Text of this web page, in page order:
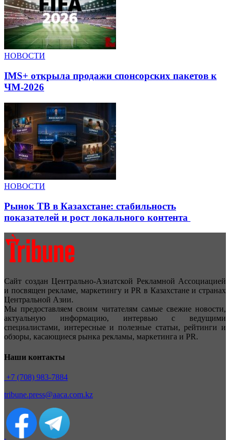
НОВОСТИ
IMS+ открыла продажи спонсорских пакетов к
ЧМ-2026
НОВОСТИ
Рынок ТВ в Казахстане: стабильность
показателей и рост локального контента
Сайт создан Центрально-Азиатской Рекламной Ассоциацией
и посвящен рекламе, маркетингу и PR в Казахстане и странах
Центральной Азии.
Мы предоставляем своим читателям самые свежие новости,
актуальную информацию, интервью с ведущими
специалистами, интересные и полезные статьи, рейтинги и
обзоры, касающиеся рынка рекламы, маркетинга и PR.
Наши контакты
+7 (708) 983-7884
tribune.press@aaca.com.kz